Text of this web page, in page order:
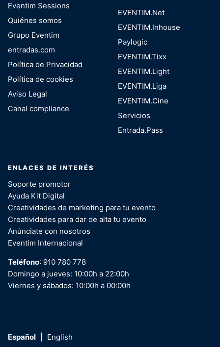
Eventim Sessions
Quiénes somos
Grupo Eventim
entradas.com
Política de Privacidad
Política de cookies
Aviso Legal
Canal compliance
EVENTIM.Net
EVENTIM.Inhouse
Paylogic
EVENTIM.Tixx
EVENTIM.Light
EVENTIM.Liga
EVENTIM.Cine
Servicios
Entrada.Pass
ENLACES DE INTERÉS
Soporte promotor
Ayuda Kit Digital
Creatividades de marketing para tu evento
Creatividades para dar de alta tu evento
Anúnciate con nosotros
Eventim Internacional
Teléfono: 910 780 778
Domingo a jueves: 10:00h a 22:00h
Viernes y sábados: 10:00h a 00:00h
Español English